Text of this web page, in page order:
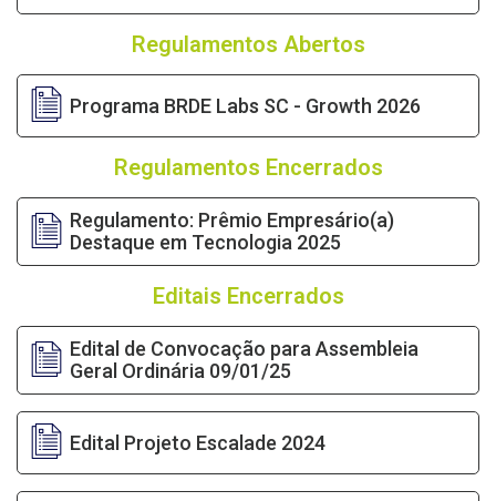
Regulamentos Abertos
Programa BRDE Labs SC - Growth 2026
Regulamentos Encerrados
Regulamento: Prêmio Empresário(a)
Destaque em Tecnologia 2025
Editais Encerrados
Edital de Convocação para Assembleia
Geral Ordinária 09/01/25
Edital Projeto Escalade 2024